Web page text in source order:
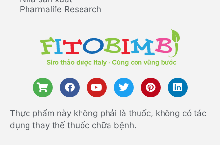
Pharmalife Research
Thực phẩm này không phải là thuốc, không có tác
dụng thay thế thuốc chữa bệnh.